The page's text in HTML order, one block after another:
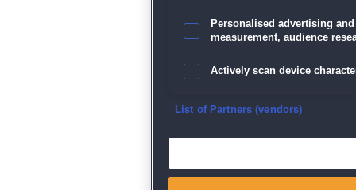
Personalised advertising
measurement, audience
Actively scan device
Ensure security, prevent
List of Partners (vendors)